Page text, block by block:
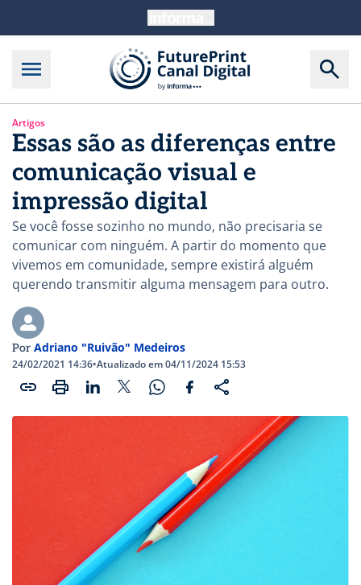
Artigos
Essas são as diferenças entre
comunicação visual e
impressão digital
Se você fosse sozinho no mundo, não precisaria se
comunicar com ninguém. A partir do momento que
vivemos em comunidade, sempre existirá alguém
querendo transmitir alguma mensagem para outro.
Por Adriano "Ruivão" Medeiros
24/02/2021 14:36•Atualizado em 04/11/2024 15:53